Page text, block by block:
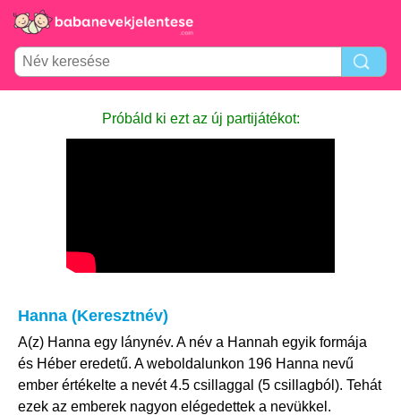
Próbáld ki ezt az új partijátékot:
Hanna (Keresztnév)
A(z) Hanna egy lánynév. A név a Hannah egyik formája
és Héber eredetű. A weboldalunkon 196 Hanna nevű
ember értékelte a nevét 4.5 csillaggal (5 csillagból). Tehát
ezek az emberek nagyon elégedettek a nevükkel.